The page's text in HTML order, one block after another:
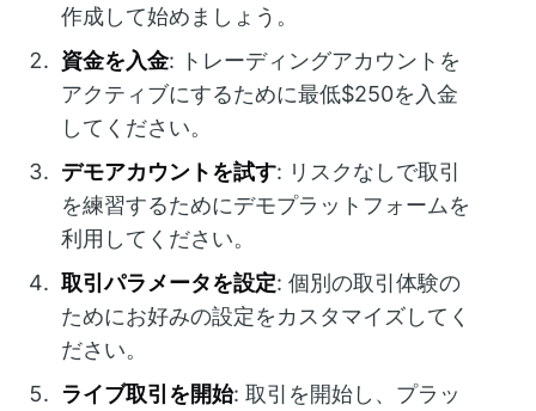
作成して始めましょう。
資金を入金: トレーディングアカウントを
アクティブにするために最低$250を入金
してください。
デモアカウントを試す: リスクなしで取引
を練習するためにデモプラットフォームを
利用してください。
取引パラメータを設定: 個別の取引体験の
ためにお好みの設定をカスタマイズしてく
ださい。
ライブ取引を開始: 取引を開始し、プラッ